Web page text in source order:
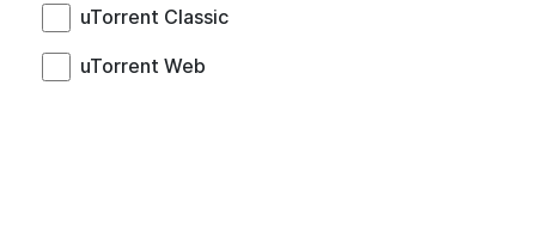
uTorrent Classic
uTorrent Web